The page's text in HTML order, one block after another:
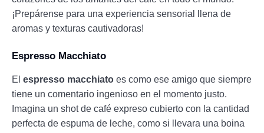
¡Prepárense para una experiencia sensorial llena de
aromas y texturas cautivadoras!
Espresso Macchiato
El espresso macchiato es como ese amigo que siempre
tiene un comentario ingenioso en el momento justo.
Imagina un shot de café expreso cubierto con la cantidad
perfecta de espuma de leche, como si llevara una boina